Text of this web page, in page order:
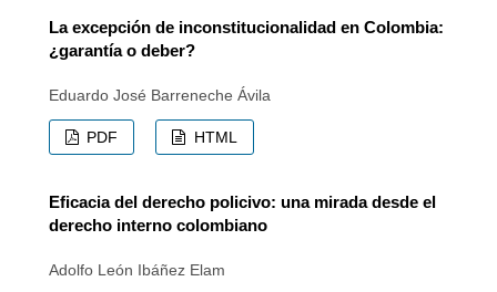
La excepción de inconstitucionalidad en Colombia:
¿garantía o deber?
Eduardo José Barreneche Ávila
PDF HTML
Eficacia del derecho policivo: una mirada desde el
derecho interno colombiano
Adolfo León Ibáñez Elam